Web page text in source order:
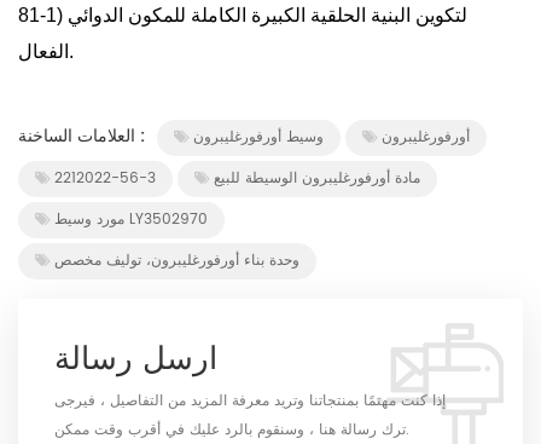
81-1) لتكوين البنية الحلقية الكبيرة الكاملة للمكون الدوائي
الفعال.
العلامات الساخنة : وسيط أورفورغليبرون
أورفورغليبرون
2212022-56-3
مادة أورفورغليبرون الوسيطة للبيع
مورد وسيط LY3502970
وحدة بناء أورفورغليبرون، توليف مخصص
ارسل رسالة
إذا كنت مهتمًا بمنتجاتنا وتريد معرفة المزيد من التفاصيل ، فيرجى
ترك رسالة هنا ، وسنقوم بالرد عليك في أقرب وقت ممكن.